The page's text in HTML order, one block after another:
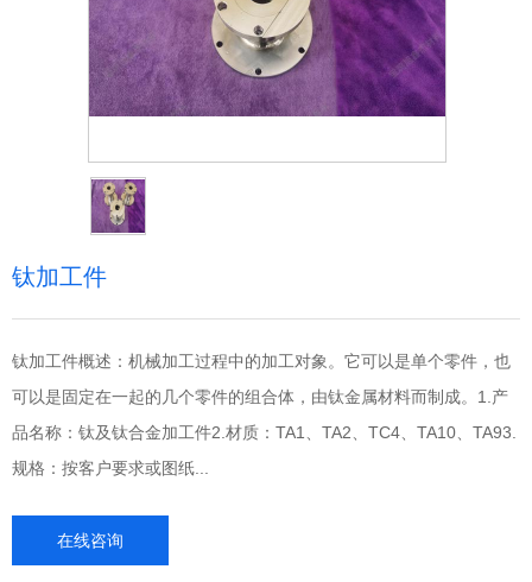
钛加工件
钛加工件概述：机械加工过程中的加工对象。它可以是单个零件，也
可以是固定在一起的几个零件的组合体，由钛金属材料而制成。1.产
品名称：钛及钛合金加工件2.材质：TA1、TA2、TC4、TA10、TA93.
规格：按客户要求或图纸...
在线咨询